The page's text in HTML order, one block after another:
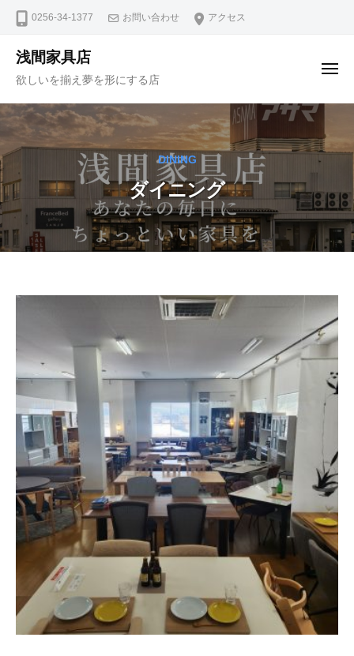
へ
ス
キ
ッ
プ
0256-34-1377 お問い合わせ アクセス
浅間家具店
欲しいを揃え夢を形にする店
メ
ー
DINING
ダイニング
ニ
ン
グ
2026
年
2
月
admin